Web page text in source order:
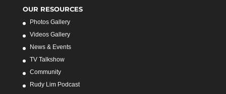
OUR RESOURCES
Photos Gallery
Videos Gallery
News & Events
TV Talkshow
Community
Rudy Lim Podcast